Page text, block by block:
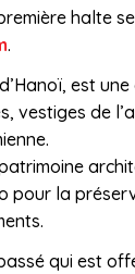
halte
.
est une
vestiges de
pour la
qui est